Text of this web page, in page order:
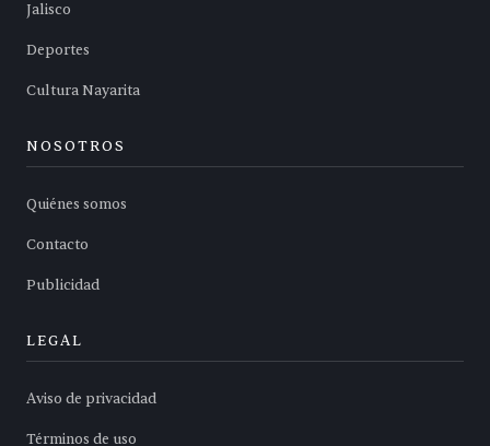
Jalisco
Deportes
Cultura Nayarita
NOSOTROS
Quiénes somos
Contacto
Publicidad
LEGAL
Aviso de privacidad
Términos de uso